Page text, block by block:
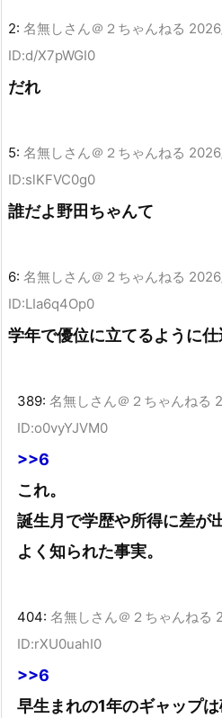
2: 名無しさん＠２ちゃんねる
ID:d/X7pWGI0
だれ
5: 名無しさん＠２ちゃんねる
ID:slKFVC0g0
誰だよ野田ちゃんて
6: 名無しさん＠２ちゃんねる
ID:LIa6q4Op0
学年で優位に立てるように
389: 名無しさん＠２ちゃんねる
ID:o0vyYJVM0
>>6
これ。
誕生月で学歴や所得に差が
よく知られた事実。
404: 名無しさん＠２ちゃんねる
ID:rXU0uahI0
>>6
早生まれの1年のギャップ